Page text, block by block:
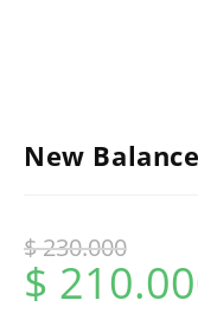
New
$230.000
$